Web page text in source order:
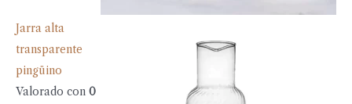
Jarra alta
transparente
pingüino
Valorado con 0